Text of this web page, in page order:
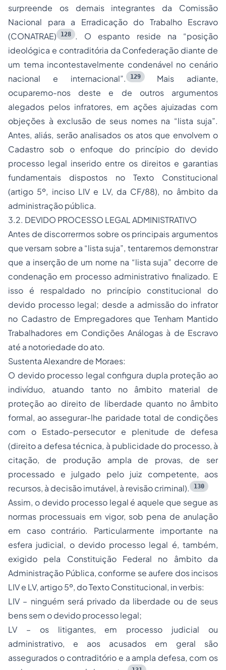
surpreende os demais integrantes da Comissão
Nacional para a Erradicação do Trabalho Escravo
(CONATRAE)
128
. O espanto reside na “posição
ideológica e contraditória da Confederação diante de
um tema incontestavelmente condenável no cenário
nacional e internacional”.
129 Mais adiante,
ocuparemo-nos deste e de outros argumentos
alegados pelos infratores, em ações ajuizadas com
objeções à exclusão de seus nomes na “lista suja”.
Antes, aliás, serão analisados os atos que envolvem o
Cadastro sob o enfoque do princípio do devido
processo legal inserido entre os direitos e garantias
fundamentais dispostos no Texto Constitucional
(artigo 5º, inciso LIV e LV, da CF/88), no âmbito da
administração pública.
3.2. DEVIDO PROCESSO LEGAL ADMINISTRATIVO
Antes de discorrermos sobre os principais argumentos
que versam sobre a “lista suja”, tentaremos demonstrar
que a inserção de um nome na “lista suja” decorre de
condenação em processo administrativo finalizado. E
isso é respaldado no princípio constitucional do
devido processo legal; desde a admissão do infrator
no Cadastro de Empregadores que Tenham Mantido
Trabalhadores em Condições Análogas à de Escravo
até a notoriedade do ato.
Sustenta Alexandre de Moraes:
O devido processo legal configura dupla proteção ao
indivíduo, atuando tanto no âmbito material de
proteção ao direito de liberdade quanto no âmbito
formal, ao assegurar-lhe paridade total de condições
com o Estado-persecutor e plenitude de defesa
(direito a defesa técnica, à publicidade do processo, à
citação, de produção ampla de provas, de ser
processado e julgado pelo juiz competente, aos
recursos, à decisão imutável, à revisão criminal).
130
Assim, o devido processo legal é aquele que segue as
normas processuais em vigor, sob pena de anulação
em caso contrário. Particularmente importante na
esfera judicial, o devido processo legal é, também,
exigido pela Constituição Federal no âmbito da
Administração Pública, conforme se aufere dos incisos
LIV e LV, artigo 5º, do Texto Constitucional, in verbis:
LIV – ninguém será privado da liberdade ou de seus
bens sem o devido processo legal;
LV – os litigantes, em processo judicial ou
administrativo, e aos acusados em geral são
assegurados o contraditório e a ampla defesa, com os